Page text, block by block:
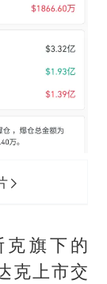
旗下的
克上市交